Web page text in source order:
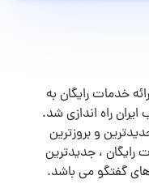
۱۳۸۶ با هدف ارائه خدمات رایگان به
راه اندازی شد.
و بروزترین
رایگان ، جدیدترین
گفتگو می باشد.